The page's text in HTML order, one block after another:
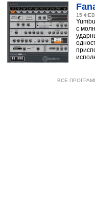
15
с
ВСЕ